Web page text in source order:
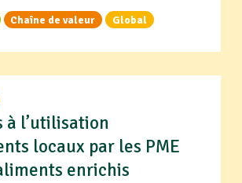
Chaîne de valeur Global
à l’utilisation
locaux par les PME
enrichis